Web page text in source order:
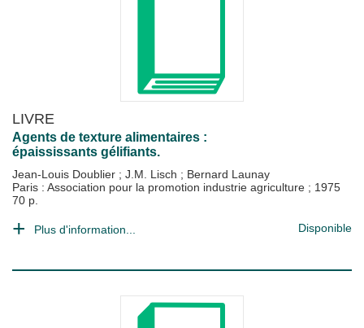
LIVRE
Agents de texture alimentaires :
épaississants gélifiants.
Jean-Louis Doublier ; J.M. Lisch ; Bernard Launay
Paris : Association pour la promotion industrie agriculture ; 1975
70 p.
Plus d'information... Disponible